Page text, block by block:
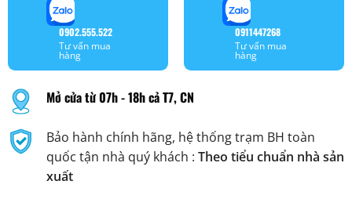
0902.555.522
Tư vấn mua
hàng
0911447268
Tư vấn mua
hàng
Mở cửa từ 07h - 18h cả T7, CN
Bảo hành chính hãng, hệ thống trạm BH toàn
quốc tận nhà quý khách : Theo tiểu chuẩn nhà sản
xuất